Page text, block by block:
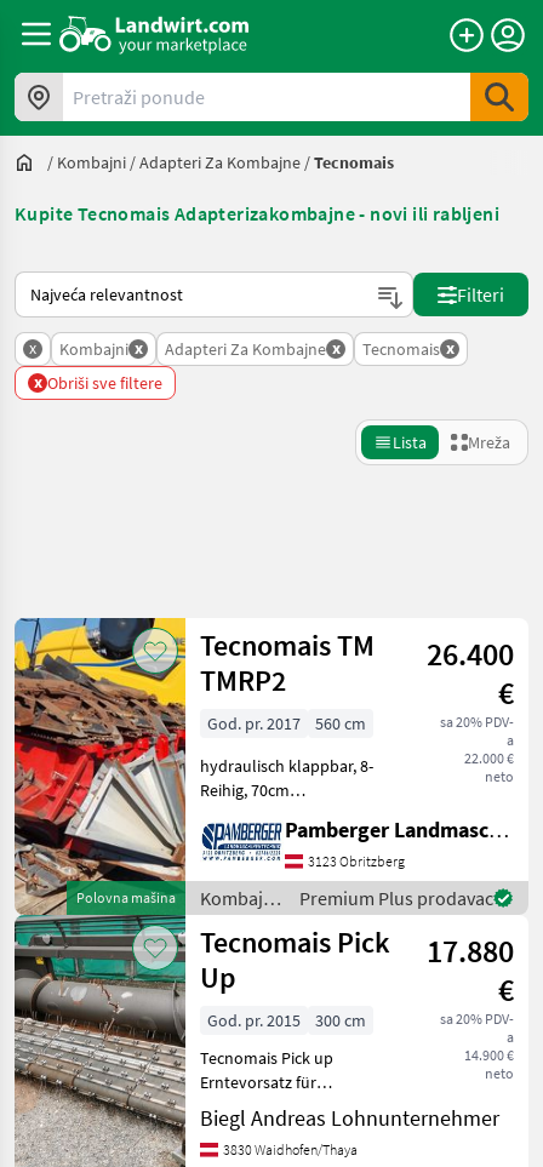
Pretraži ponude
/ Kombajni /Adapteri Za Kombajne /Tecnomais
Kupite Tecnomais Adapterizakombajne - novi ili rabljeni
Način na koji sortira Landwirt.com
Filteri
x Kombajni x Adapteri Za Kombajne x Tecnomais x
x Obriši sve filtere
Lista Mreža
Kategorija 4 Država Filteri
TRENUTNA
PUTANJA
Poljoprivredna
tehnika
Kombajni
Adapteri Za
Kombajne
Tecnomais
IZABERITE
KATEGORIJU
Tecnomais
Claas
Kemper
Resetuj
Prikaži
14
rezultata
Polovna mašina
Tecnomais TM
TMRP2
26.400
€
sa 20% PDV-
a
22.000 €
neto
God. pr. 2017
560 cm
hydraulisch klappbar, 8-
Reihig, 70cm
Unterflurhäcksler, New
Holland oder Case
Aufnahme Tip hedera/
adaptera: Heder/ adapter
za kukuruz, Hidraulično skl
Pamberger Landmaschinentechnik GmbH
3123 Obritzberg
Kombajni
/
Tecnomais
Premium Plus prodavac
Tecnomais Pick
Up
17.880
€
sa 20% PDV-
a
14.900 €
neto
God. pr. 2015
300 cm
Tecnomais Pick up
Erntevorsatz für
Mähdrescher, um
schwadgemähtes Erntegut
aufzunehmen. passend auf
Biegl Andreas Lohnunternehmer
3830 Waidhofen/Thaya